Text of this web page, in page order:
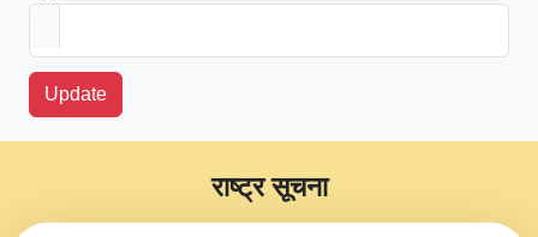
Update
राष्ट्र सूचना